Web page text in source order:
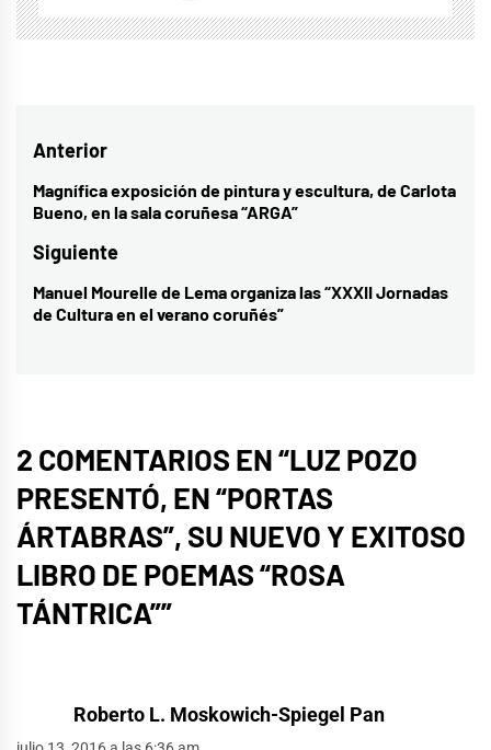
Navegación
de
entradas
Anterior
Entrada
anterior:
Magnífica exposición de pintura y escultura, de Carlota
Bueno, en la sala coruñesa “ARGA”
Siguiente
Entrada
siguiente:
Manuel Mourelle de Lema organiza las “XXXII Jornadas
de Cultura en el verano coruñés”
2 COMENTARIOS EN “LUZ POZO
PRESENTÓ, EN “PORTAS
ÁRTABRAS”, SU NUEVO Y EXITOSO
LIBRO DE POEMAS “ROSA
TÁNTRICA””
Roberto L. Moskowich-Spiegel Pan